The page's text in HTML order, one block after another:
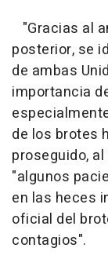
"Gracias al
posterior, se
de ambas
importancia
de los brotes
proseguido,
"algunos
en las heces
oficial del
contagios".